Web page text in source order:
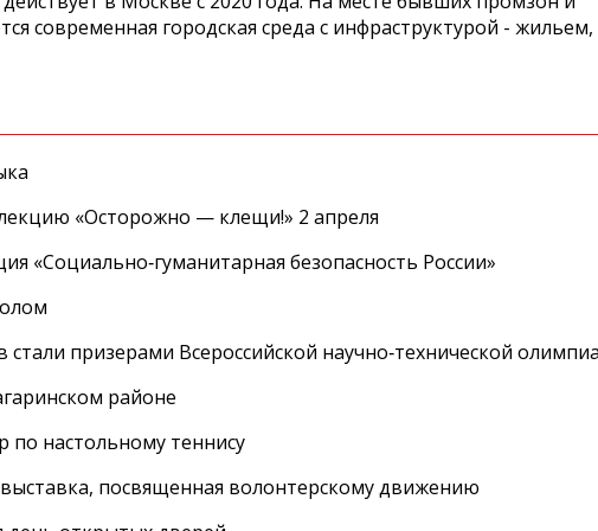
современная городская среда с инфраструктурой - жильем,
«Осторожно — клещи!» 2 апреля
«Социально‑гуманитарная безопасность России»
призерами Всероссийской научно‑технической
районе
по настольному теннису
посвященная волонтерскому движению